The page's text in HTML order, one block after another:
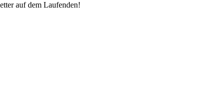
auf dem Laufenden!